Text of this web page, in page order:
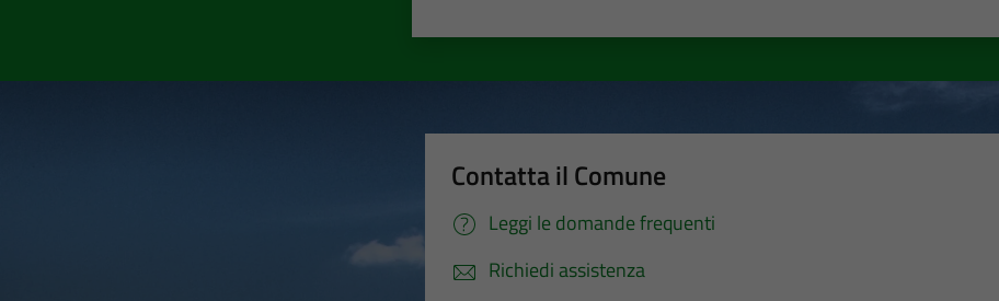
Contatta il Comune
Leggi le domande frequenti
Richiedi assistenza